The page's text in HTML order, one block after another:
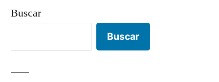
Buscar
Buscar